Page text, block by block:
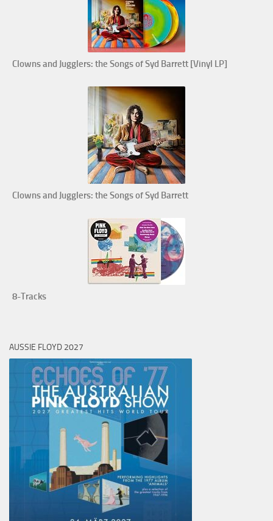
Clowns and Jugglers: the Songs of Syd Barrett [Vinyl LP]
Clowns and Jugglers: the Songs of Syd Barrett
8-Tracks
AUSSIE FLOYD 2027